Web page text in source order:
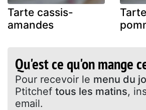
Tarte cassis-
amandes
Qu'est ce qu'on mange
Pour recevoir le menu du
Ptitchef tous les matins,
email.